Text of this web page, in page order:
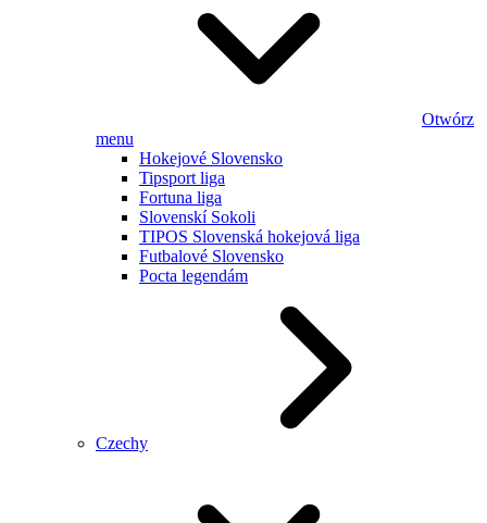
Otwórz
menu
Hokejové Slovensko
Tipsport liga
Fortuna liga
Slovenskí Sokoli
TIPOS Slovenská hokejová liga
Futbalové Slovensko
Pocta legendám
Czechy